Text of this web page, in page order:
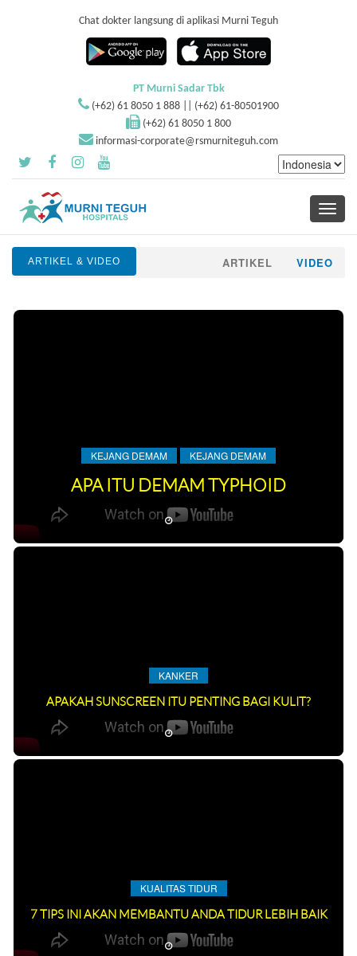
Chat dokter langsung di aplikasi Murni Teguh
PT Murni Sadar Tbk
(+62) 61 8050 1 888 || (+62) 61-80501900
(+62) 61 8050 1 800
informasi-corporate@rsmurniteguh.com
Toggle
ARTIKEL & VIDEO ARTIKEL VIDEO
KEJANG DEMAM KEJANG DEMAM
APA ITU DEMAM TYPHOID
KANKER
APAKAH SUNSCREEN ITU PENTING BAGI KULIT?
KUALITAS TIDUR
7 TIPS INI AKAN MEMBANTU ANDA TIDUR LEBIH BAIK